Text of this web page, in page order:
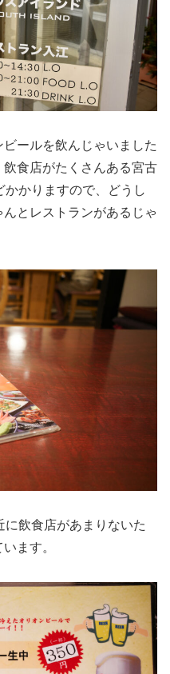
ールを飲んじゃいました
食店がたくさんある宮古
かりますので、どうし
とレストランがあるじゃ
飲食店があまりないた
ます。